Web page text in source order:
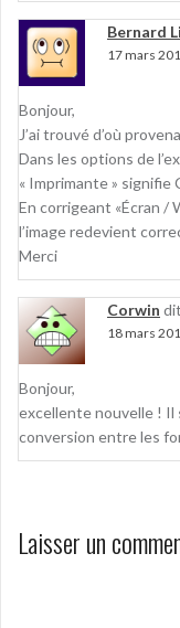
Bernard
17 mars
Bonjour,
J’ai trouvé d’où
Dans les options de
« Imprimante » signifie
En corrigeant «Écran /
l’image redevient
Merci
Corwin
18 mars
Bonjour,
excellente nouvelle ! Il
conversion entre les
Laisser un